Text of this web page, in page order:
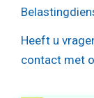
Heeft u
contact met